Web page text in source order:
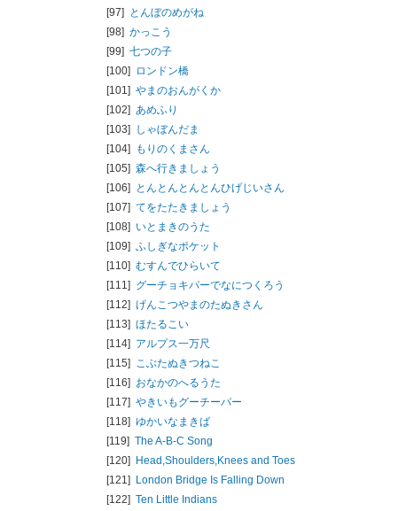
[97] とんぼのめがね
[98] かっこう
[99] 七つの子
[100] ロンドン橋
[101] やまのおんがくか
[102] あめふり
[103] しゃぼんだま
[104] もりのくまさん
[105] 森へ行きましょう
[106] とんとんとんとんひげじいさん
[107] てをたたきましょう
[108] いとまきのうた
[109] ふしぎなポケット
[110] むすんでひらいて
[111] グーチョキパーでなにつくろう
[112] げんこつやまのたぬきさん
[113] ほたるこい
[114] アルプス一万尺
[115] こぶたぬきつねこ
[116] おなかのへるうた
[117] やきいもグーチーパー
[118] ゆかいなまきば
[119] The A-B-C Song
[120] Head,Shoulders,Knees and Toes
[121] London Bridge Is Falling Down
[122] Ten Little Indians